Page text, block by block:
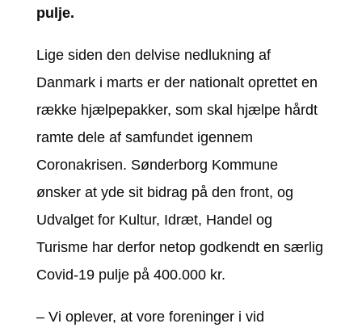
pulje.
Lige siden den delvise nedlukning af
Danmark i marts er der nationalt oprettet en
række hjælpepakker, som skal hjælpe hårdt
ramte dele af samfundet igennem
Coronakrisen. Sønderborg Kommune
ønsker at yde sit bidrag på den front, og
Udvalget for Kultur, Idræt, Handel og
Turisme har derfor netop godkendt en særlig
Covid-19 pulje på 400.000 kr.
– Vi oplever, at vore foreninger i vid